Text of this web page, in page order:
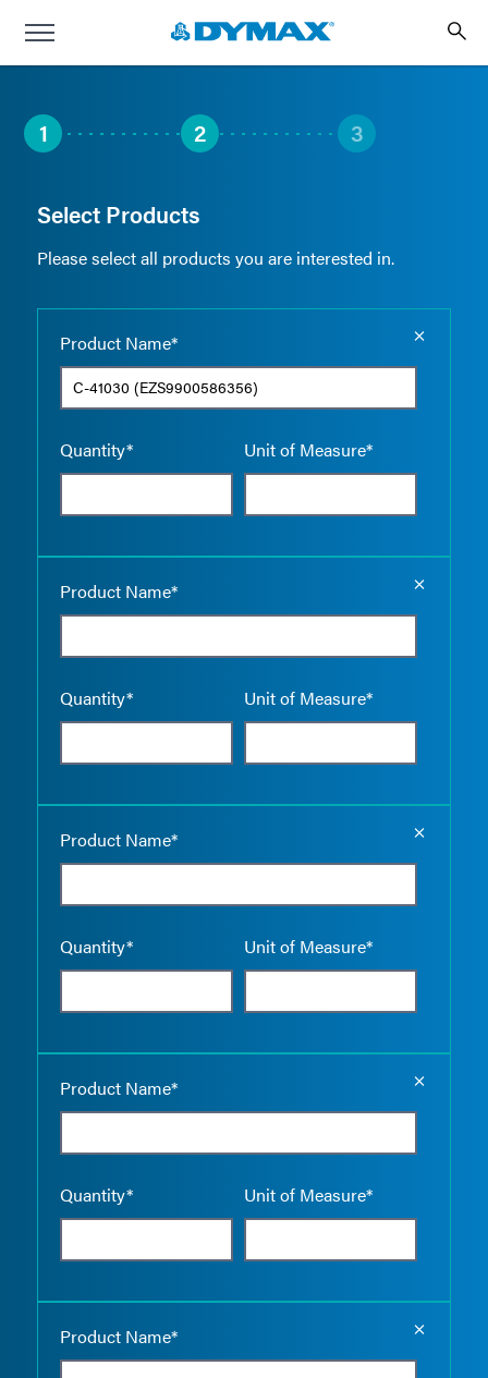
1 2 3
Select Products
Please select all products you are interested in.
Product Name*
Quantity* Unit of Measure*
Product Name*
Quantity* Unit of Measure*
Product Name*
Quantity* Unit of Measure*
Product Name*
Quantity* Unit of Measure*
Product Name*